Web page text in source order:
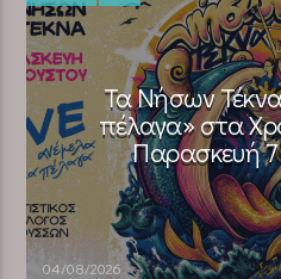
Τα Νήσων
πέλαγα» στα
Παρασκευή
04/08/2026